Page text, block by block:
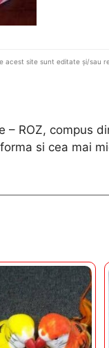
acest site sunt editate și/sau
ROZ, compus
si cea mai